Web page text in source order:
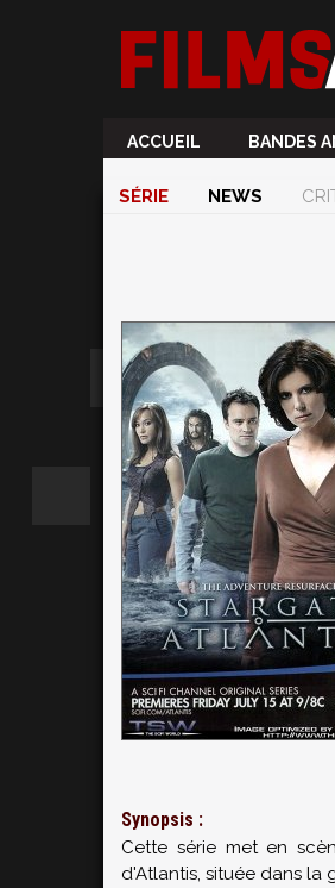
ACCUEIL BANDES
SÉRIE NEWS
Synopsis :
Cette série met en
d'Atlantis, située dans la